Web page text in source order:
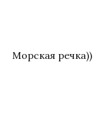
Морская речка))